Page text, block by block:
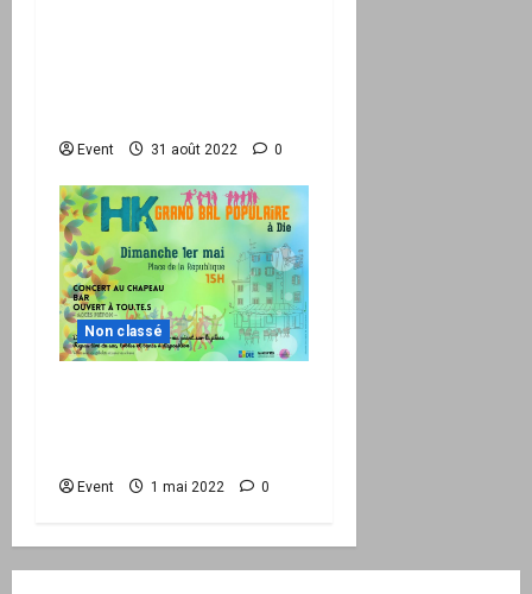
Event 31 août 2022 0
Non classé
Event 1 mai 2022 0